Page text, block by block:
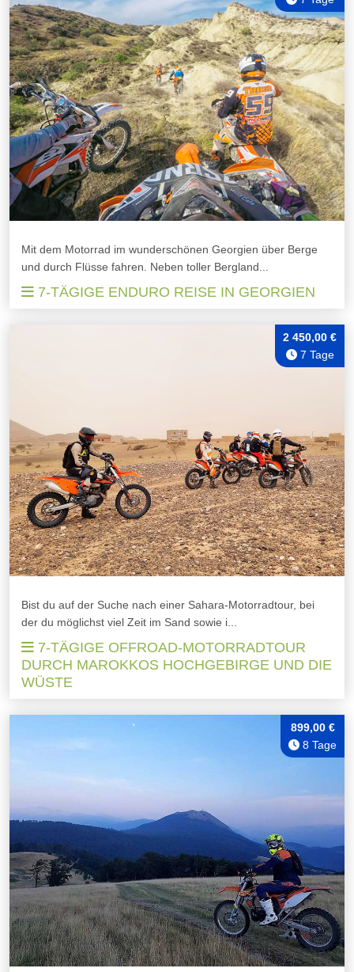
Mit dem Motorrad im wunderschönen Georgien über Berge
und durch Flüsse fahren. Neben toller Bergland...
7-TÄGIGE ENDURO REISE IN GEORGIEN
Bist du auf der Suche nach einer Sahara-Motorradtour, bei
der du möglichst viel Zeit im Sand sowie i...
7-TÄGIGE OFFROAD-MOTORRADTOUR
DURCH MAROKKOS HOCHGEBIRGE UND DIE
WÜSTE
2 450,00 €
7 Tage
899,00 €
8 Tage